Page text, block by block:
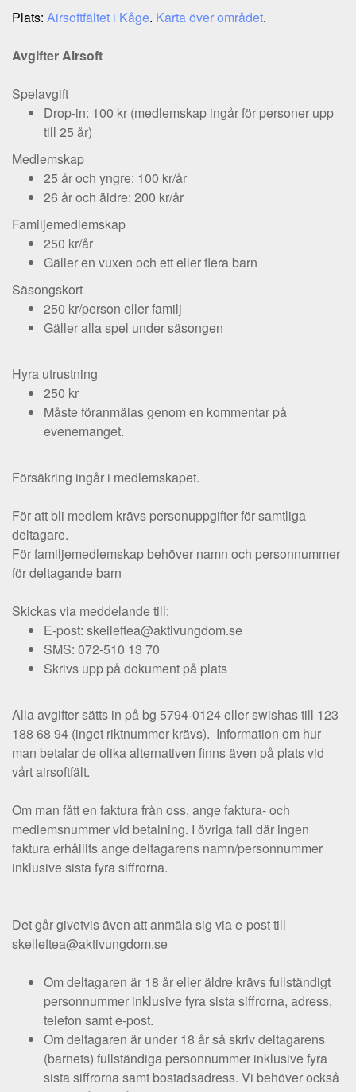
Plats: Airsoftfältet i Kåge. Karta över området.
Avgifter Airsoft
Spelavgift
Drop-in: 100 kr (medlemskap ingår för personer upp
till 25 år)
Medlemskap
25 år och yngre: 100 kr/år
26 år och äldre: 200 kr/år
Familjemedlemskap
250 kr/år
Gäller en vuxen och ett eller flera barn
Säsongskort
250 kr/person eller familj
Gäller alla spel under säsongen
Hyra utrustning
250 kr
Måste föranmälas genom en kommentar på
evenemanget.
Försäkring ingår i medlemskapet.
För att bli medlem krävs personuppgifter för samtliga
deltagare.
För familjemedlemskap behöver namn och personnummer
för deltagande barn
Skickas via meddelande till:
E-post: skelleftea@aktivungdom.se
SMS: 072-510 13 70
Skrivs upp på dokument på plats
Alla avgifter sätts in på bg 5794-0124 eller swishas till 123
188 68 94 (inget riktnummer krävs). Information om hur
man betalar de olika alternativen finns även på plats vid
vårt airsoftfält.
Om man fått en faktura från oss, ange faktura- och
medlemsnummer vid betalning. I övriga fall där ingen
faktura erhållits ange deltagarens namn/personnummer
inklusive sista fyra siffrorna.
Det går givetvis även att anmäla sig via e-post till
skelleftea@aktivungdom.se
Om deltagaren är 18 år eller äldre krävs fullständigt
personnummer inklusive fyra sista siffrorna, adress,
telefon samt e-post.
Om deltagaren är under 18 år så skriv deltagarens
(barnets) fullständiga personnummer inklusive fyra
sista siffrorna samt bostadsadress. Vi behöver också